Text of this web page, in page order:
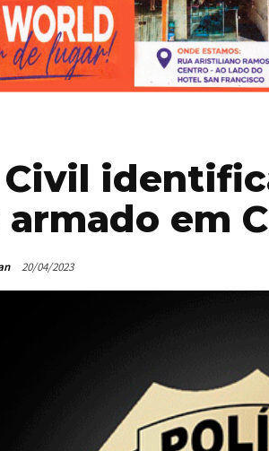
armado em
20/04/2023